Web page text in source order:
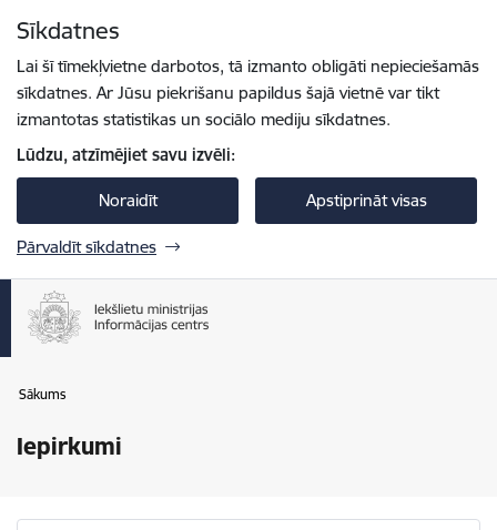
Sīkdatnes
Lai šī tīmekļvietne darbotos, tā izmanto obligāti nepieciešamās
sīkdatnes. Ar Jūsu piekrišanu papildus šajā vietnē var tikt
izmantotas statistikas un sociālo mediju sīkdatnes.
Lūdzu, atzīmējiet savu izvēli:
Noraidīt Apstiprināt visas
Pārvaldīt sīkdatnes
Sākums
Iepirkumi